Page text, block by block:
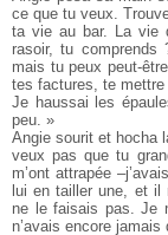
ce que tu veux.
ta vie au bar. La vie
rasoir, tu comprends
mais tu peux peut-
tes factures, te
Je haussai les
peu. »
Angie sourit et hocha
veux pas que tu
m’ont attrapée
lui en tailler une, et il
ne le faisais pas. Je
n’avais encore